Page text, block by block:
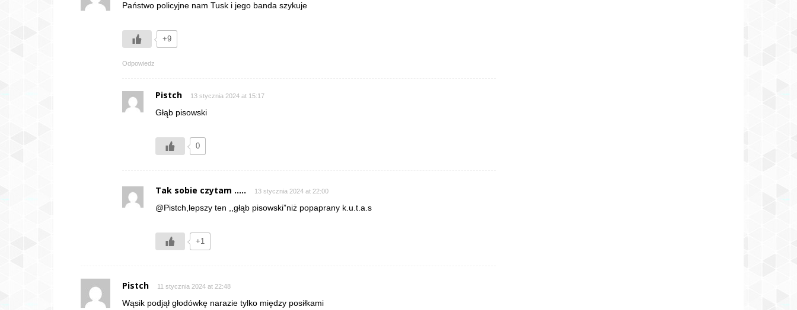
Państwo policyjne nam Tusk i jego banda szykuje
+9
Odpowiedz
Pistch 13 stycznia 2024 at 15:17
Głąb pisowski
0
Tak sobie czytam ..... 13 stycznia 2024 at 22:00
@Pistch,lepszy ten ,,głąb pisowski”niż popaprany k.u.t.a.s
+1
Pistch 11 stycznia 2024 at 22:48
Wąsik podjął głodówkę narazie tylko między posiłkami